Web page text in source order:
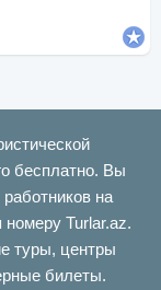
бесплатно. Вы
на
номеру Turlar.az.
туры, центры
билеты.